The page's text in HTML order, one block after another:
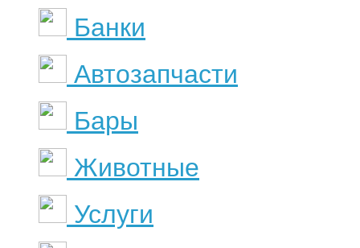
Банки
Автозапчасти
Бары
Животные
Услуги